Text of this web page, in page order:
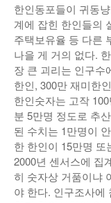
한인동포들이 귀동
계에 잡힌 한인들의
주택보유율 등 다른
나을 게 거의 없다.
장 큰 괴리는 인구수
한인, 300만 재미한
한인숫자는 고작
분 5만명 정도로 추
된 수치는 1만명이
한 한인이 15만명 또
2000년 센서스에 집
히 숫자상 거품이냐
야 한다. 인구조사에